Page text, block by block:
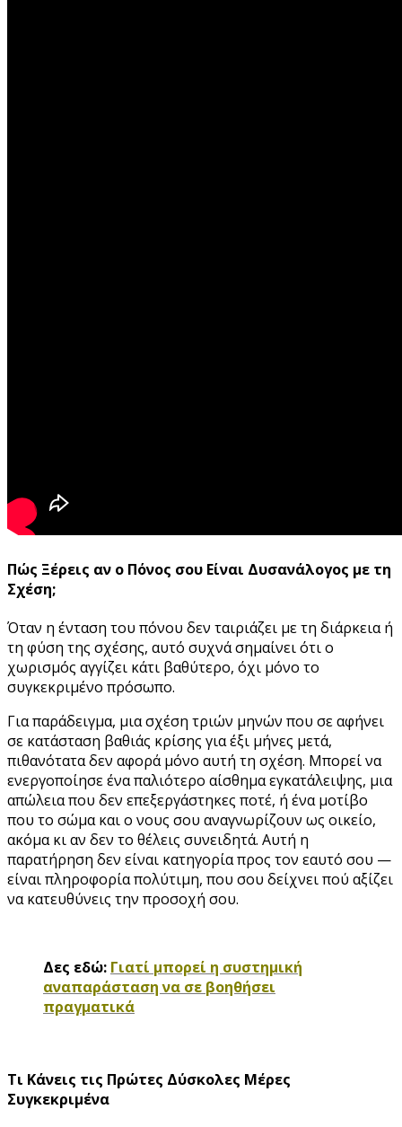
Πώς Ξέρεις αν ο Πόνος σου Είναι Δυσανάλογος με τη
Σχέση;
Όταν η ένταση του πόνου δεν ταιριάζει με τη διάρκεια ή
τη φύση της σχέσης, αυτό συχνά σημαίνει ότι ο
χωρισμός αγγίζει κάτι βαθύτερο, όχι μόνο το
συγκεκριμένο πρόσωπο.
Για παράδειγμα, μια σχέση τριών μηνών που σε αφήνει
σε κατάσταση βαθιάς κρίσης για έξι μήνες μετά,
πιθανότατα δεν αφορά μόνο αυτή τη σχέση. Μπορεί να
ενεργοποίησε ένα παλιότερο αίσθημα εγκατάλειψης, μια
απώλεια που δεν επεξεργάστηκες ποτέ, ή ένα μοτίβο
που το σώμα και ο νους σου αναγνωρίζουν ως οικείο,
ακόμα κι αν δεν το θέλεις συνειδητά. Αυτή η
παρατήρηση δεν είναι κατηγορία προς τον εαυτό σου —
είναι πληροφορία πολύτιμη, που σου δείχνει πού αξίζει
να κατευθύνεις την προσοχή σου.
Δες εδώ: Γιατί μπορεί η συστημική
αναπαράσταση να σε βοηθήσει
πραγματικά
Τι Κάνεις τις Πρώτες Δύσκολες Μέρες
Συγκεκριμένα